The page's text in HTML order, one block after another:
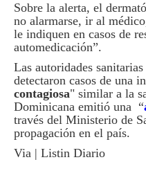
Sobre la alerta, el
no alarmarse, ir al
le indiquen en casos de
automedicación”.
Las autoridades
detectaron casos de una
contagiosa" similar a la
Dominicana emitió una “
través del Ministerio de
propagación en el país.
Via | Listin Diario